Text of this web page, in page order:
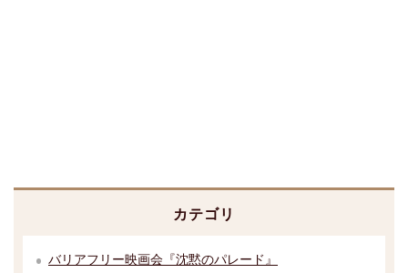
カテゴリ
バリアフリー映画会『沈黙のパレード』